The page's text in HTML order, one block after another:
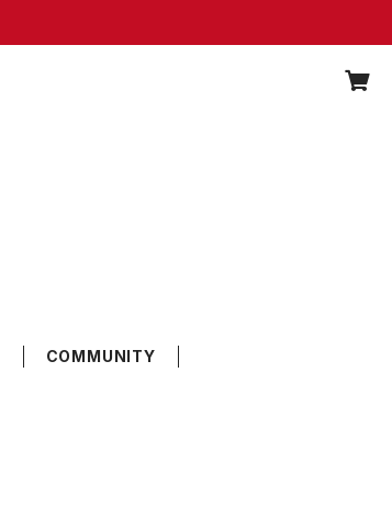
COMMUNITY